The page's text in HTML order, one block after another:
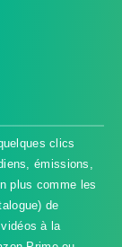
clics
émissions,
plus comme les
de
à la